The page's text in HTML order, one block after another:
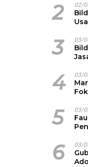
2 02/
3 03/
4 03/
5 03/
6 03/